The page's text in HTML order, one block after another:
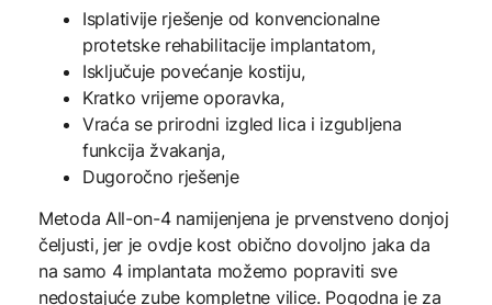
Isplativije rješenje od konvencionalne
protetske rehabilitacije implantatom,
Isključuje povećanje kostiju,
Kratko vrijeme oporavka,
Vraća se prirodni izgled lica i izgubljena
funkcija žvakanja,
Dugoročno rješenje
Metoda All-on-4 namijenjena je prvenstveno donjoj
čeljusti, jer je ovdje kost obično dovoljno jaka da
na samo 4 implantata možemo popraviti sve
nedostajuće zube kompletne vilice. Pogodna je za